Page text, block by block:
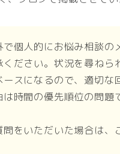
個人的にお悩み相談の
ださい。状況を尋ねら
スになるので、適切な
時間の優先順位の問題
をいただいた場合は、